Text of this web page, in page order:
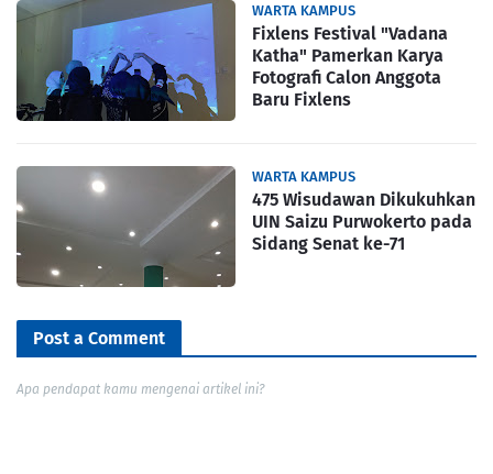
WARTA KAMPUS
Fixlens Festival "Vadana
Katha" Pamerkan Karya
Fotografi Calon Anggota
Baru Fixlens
WARTA KAMPUS
475 Wisudawan Dikukuhkan
UIN Saizu Purwokerto pada
Sidang Senat ke-71
Post a Comment
Apa pendapat kamu mengenai artikel ini?